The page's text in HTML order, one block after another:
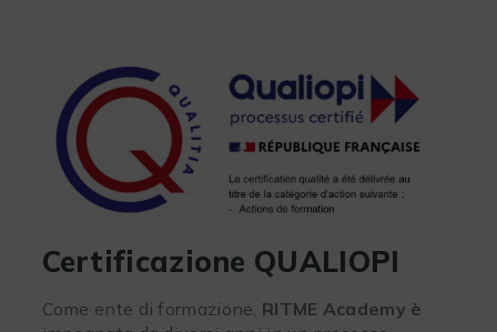
Certificazione QUALIOPI
Come ente di formazione, RITME Academy è